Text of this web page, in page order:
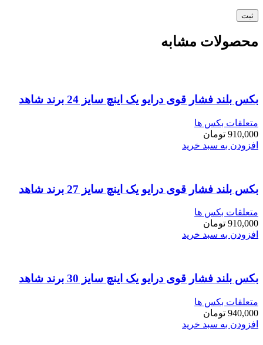
محصولات مشابه
بکس بلند فشار قوی درایو یک اینچ سایز 24 برند شاهد
متعلقات بکس ها
910,000 تومان
افزودن به سبد خرید
بکس بلند فشار قوی درایو یک اینچ سایز 27 برند شاهد
متعلقات بکس ها
910,000 تومان
افزودن به سبد خرید
بکس بلند فشار قوی درایو یک اینچ سایز 30 برند شاهد
متعلقات بکس ها
940,000 تومان
افزودن به سبد خرید